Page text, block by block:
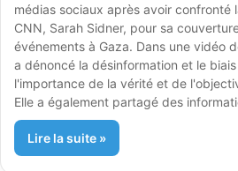
médias sociaux après avoir confronté
CNN, Sarah Sidner, pour sa
événements à Gaza. Dans une vidéo
a dénoncé la désinformation et le
l'importance de la vérité et de
Elle a également partagé des
Lire la suite »